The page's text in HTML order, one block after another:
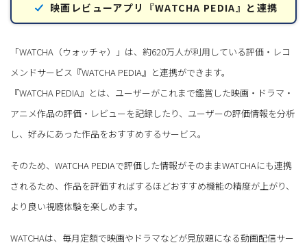
映画レビューアプリ『WATCHA PEDIA』と連携
「WATCHA（ウォッチャ）」は、約620万人が利用している評価・レコ
メンドサービス『WATCHA PEDIA』と連携ができます。
『WATCHA PEDIA』とは、ユーザーがこれまで鑑賞した映画・ドラマ・
アニメ作品の評価・レビューを記録したり、ユーザーの評価情報を分析
し、好みにあった作品をおすすめするサービス。
そのため、WATCHA PEDIAで評価した情報がそのままWATCHAにも連携
されるため、作品を評価すればするほどおすすめ機能の精度が上がり、
より良い視聴体験を楽しめます。
WATCHAは、毎月定額で映画やドラマなどが見放題になる動画配信サー